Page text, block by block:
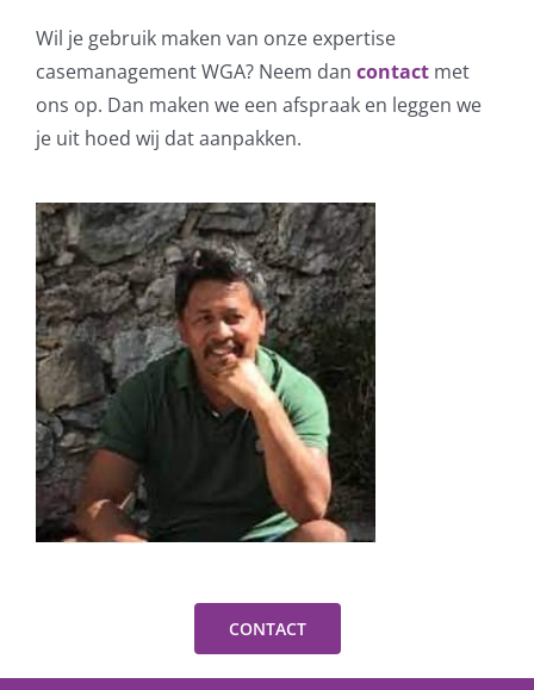
Wil je gebruik maken van onze expertise
casemanagement WGA? Neem dan contactmet
ons op. Dan maken we een afspraak en leggen we
je uit hoed wij dat aanpakken.
CONTACT